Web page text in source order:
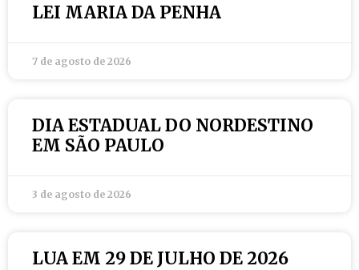
LEI MARIA DA PENHA
7 de agosto de 2026
DIA ESTADUAL DO NORDESTINO
EM SÃO PAULO
3 de agosto de 2026
LUA EM 29 DE JULHO DE 2026